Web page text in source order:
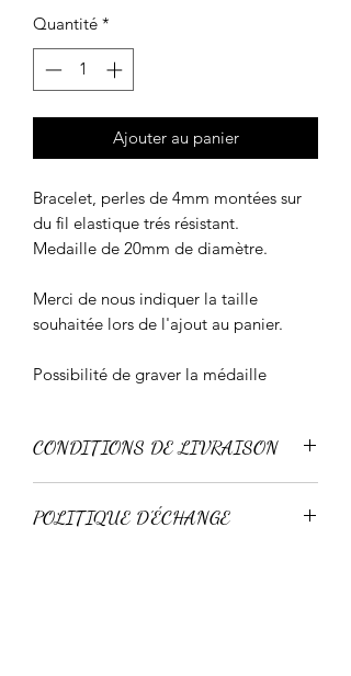
Quantité *
Ajouter au panier
Bracelet, perles de 4mm montées sur
du fil elastique trés résistant.
Medaille de 20mm de diamètre.
Merci de nous indiquer la taille
souhaitée lors de l'ajout au panier.
Possibilité de graver la médaille
CONDITIONS DE LIVRAISON
Livraison express 24-48h
POLITIQUE D'ÉCHANGE